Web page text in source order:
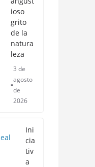
ioso
grito
de la
natura
leza
3 de
agosto
de
2026
Ini
cia
tiv
a